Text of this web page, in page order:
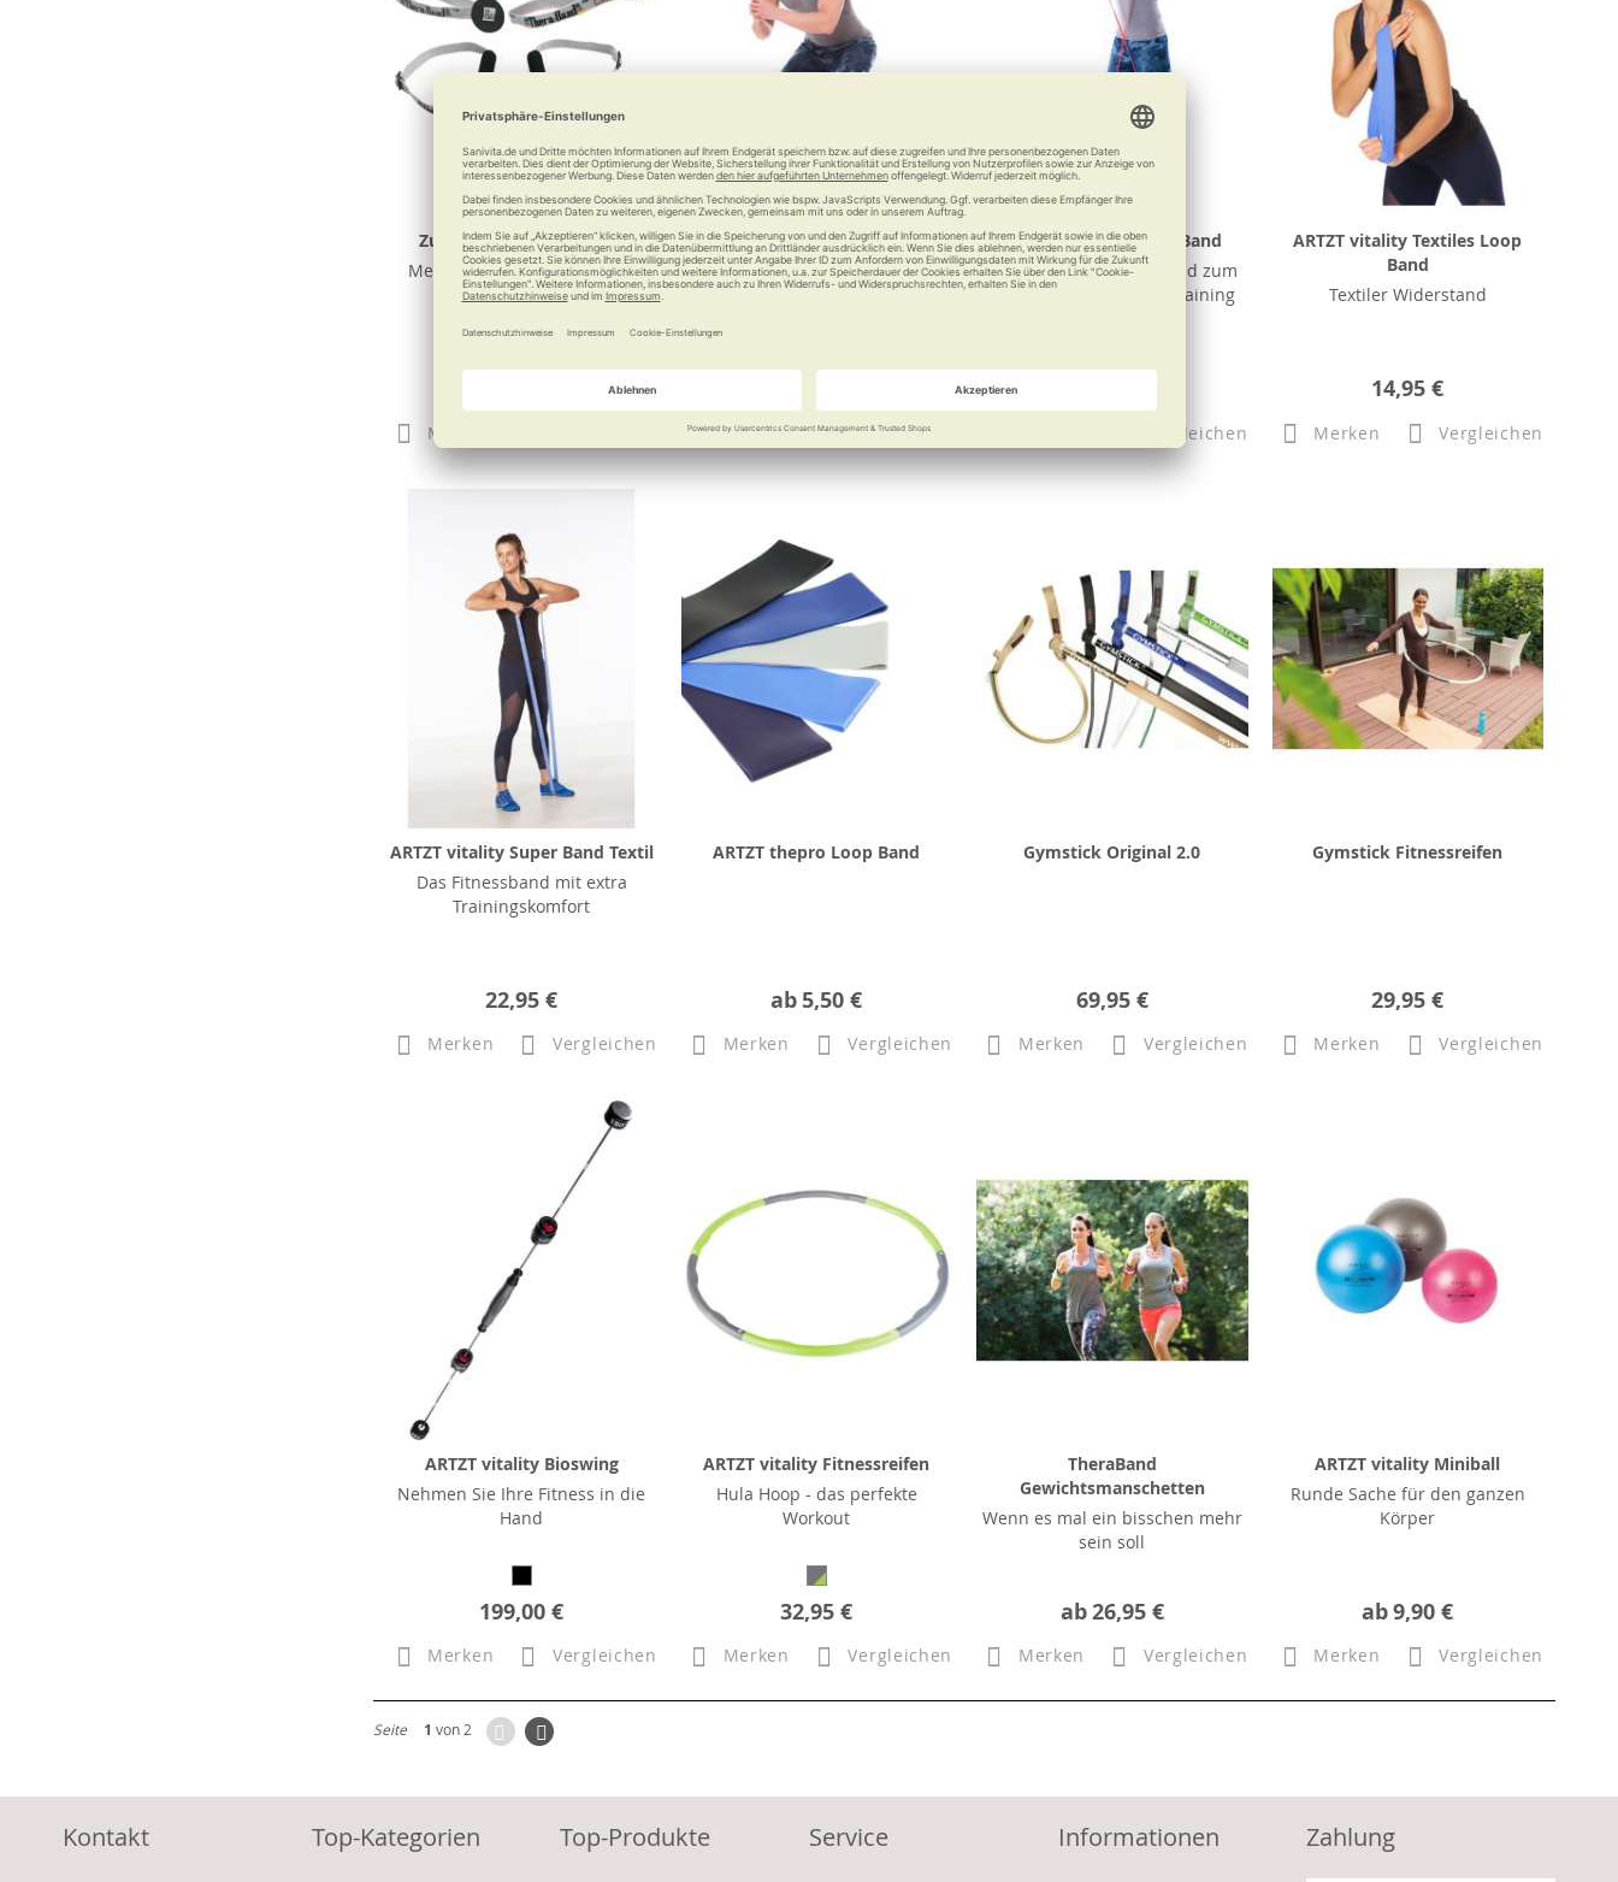
Zubehör zum TheraBand
Mehr Spaß, mehr Sicherheit
Merken
ARTZT vitality Rubber Band
Mobiles Fitnessstudio
Merken Vergleichen
ARTZT vitality Power Band
Vielseitiges Trainingsband zum
erhöhten Widerstandstraining
Vergleichen
ARTZT vitality Textiles Loop
Band
Textiler Widerstand
14,95 €
Merken Vergleichen
ARTZT vitality Super Band Textil
Das Fitnessband mit extra
Trainingskomfort
22,95 €
Merken Vergleichen
ARTZT thepro Loop Band
ab 5,50 €
Merken Vergleichen
Gymstick Original 2.0
69,95 €
Merken Vergleichen
Gymstick Fitnessreifen
29,95 €
Merken Vergleichen
ARTZT vitality Bioswing
Nehmen Sie Ihre Fitness in die
Hand
199,00 €
Merken Vergleichen
ARTZT vitality Fitnessreifen
Hula Hoop - das perfekte
Workout
32,95 €
Merken Vergleichen
TheraBand
Gewichtsmanschetten
Wenn es mal ein bisschen mehr
sein soll
ab26,95 €
Merken Vergleichen
ARTZT vitality Miniball
Runde Sache für den ganzen
Körper
ab9,90 €
Merken Vergleichen
Seite 1 von 2 ZurückSeite
Weiter
Kontakt Top-Kategorien Top-Produkte Service Informationen Zahlung